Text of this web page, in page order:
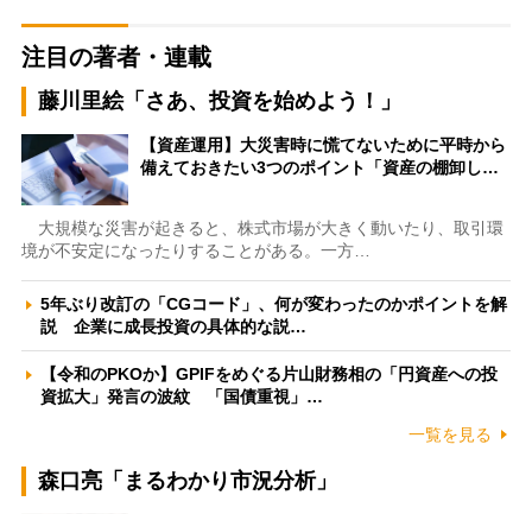
注目の著者・連載
藤川里絵「さあ、投資を始めよう！」
【資産運用】大災害時に慌てないために平時から
備えておきたい3つのポイント「資産の棚卸し…
大規模な災害が起きると、株式市場が大きく動いたり、取引環
境が不安定になったりすることがある。一方…
5年ぶり改訂の「CGコード」、何が変わったのかポイントを解
説 企業に成長投資の具体的な説…
【令和のPKOか】GPIFをめぐる片山財務相の「円資産への投
資拡大」発言の波紋 「国債重視」…
一覧を見る
森口亮「まるわかり市況分析」